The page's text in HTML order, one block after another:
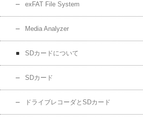
exFAT File System
Media Analyzer
SDカードについて
SDカード
ドライブレコーダとSDカード